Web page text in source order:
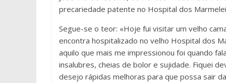
precariedade patente no Hospital dos
Segue-se o teor: «Hoje fui visitar um velho
encontra hospitalizado no velho Hospital dos
aquilo que mais me impressionou foi quando
insalubres, cheias de bolor e sujidade. Fiquei
desejo rápidas melhoras para que possa sair